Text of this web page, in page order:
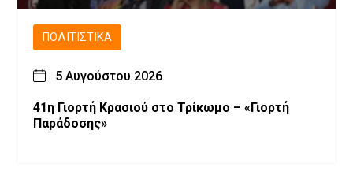
ΠΟΛΙΤΙΣΤΙΚΆ
5 Αυγούστου 2026
41η Γιορτή Κρασιού στο Τρίκωμο – «Γιορτή
Παράδοσης»